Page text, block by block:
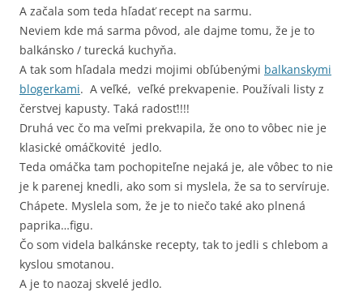
A začala som teda hľadať recept na sarmu.
Neviem kde má sarma pôvod, ale dajme tomu, že je to
balkánsko / turecká kuchyňa.
A tak som hľadala medzi mojimi obľúbenými balkanskymi
blogerkami. A veľké, veľké prekvapenie. Používali listy z
čerstvej kapusty. Taká radosť!!!!
Druhá vec čo ma veľmi prekvapila, že ono to vôbec nie je
klasické omáčkovité jedlo.
Teda omáčka tam pochopiteľne nejaká je, ale vôbec to nie
je k parenej knedli, ako som si myslela, že sa to servíruje.
Chápete. Myslela som, že je to niečo také ako plnená
paprika…figu.
Čo som videla balkánske recepty, tak to jedli s chlebom a
kyslou smotanou.
A je to naozaj skvelé jedlo.